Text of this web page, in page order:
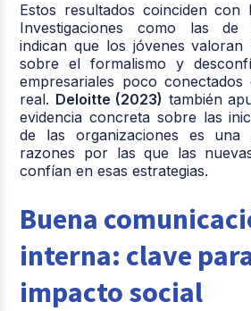
Estos resultados coinciden con
Investigaciones como las de
indican que los jóvenes valoran
sobre el formalismo y
empresariales poco
real. Deloitte (2023) también
evidencia concreta sobre las
de las organizaciones es una
razones por las que las
confían en esas estrategias.
Buena
interna: clave
impacto social